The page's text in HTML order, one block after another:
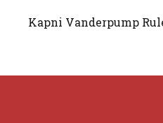
Kapni Vanderpump